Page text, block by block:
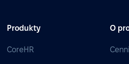
Produkty
CoreHR
O